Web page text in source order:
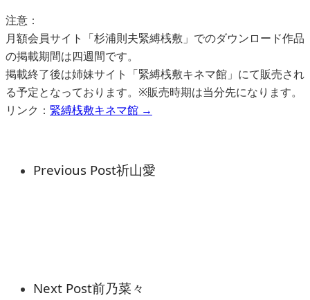
注意：
月額会員サイト「杉浦則夫緊縛桟敷」でのダウンロード作品
の掲載期間は四週間です。
掲載終了後は姉妹サイト「緊縛桟敷キネマ館」にて販売され
る予定となっております。※販売時期は当分先になります。
リンク： 緊縛桟敷キネマ館 →
Previous Post祈山愛
Next Post前乃菜々